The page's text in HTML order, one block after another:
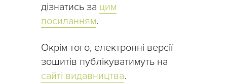
дізнатись за цим
посиланням.
Окрім того, електронні версії
зошитів публікуватимуть на
сайті видавництва.